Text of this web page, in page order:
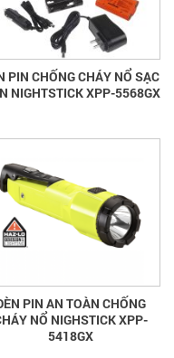
PIN CHỐNG CHÁY NỔ SẠC
NIGHTSTICK XPP-5568GX
PIN AN TOÀN CHỐNG
NỔ NIGHSTICK XPP-
5418GX